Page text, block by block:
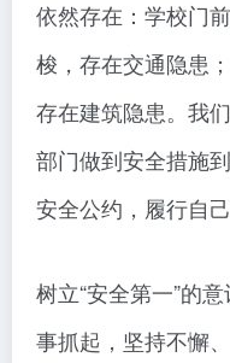
依然存在：学校门
梭，存在交通隐患
存在建筑隐患。我
部门做到安全措施
安全公约，履行自
树立“安全第一”的
事抓起，坚持不懈